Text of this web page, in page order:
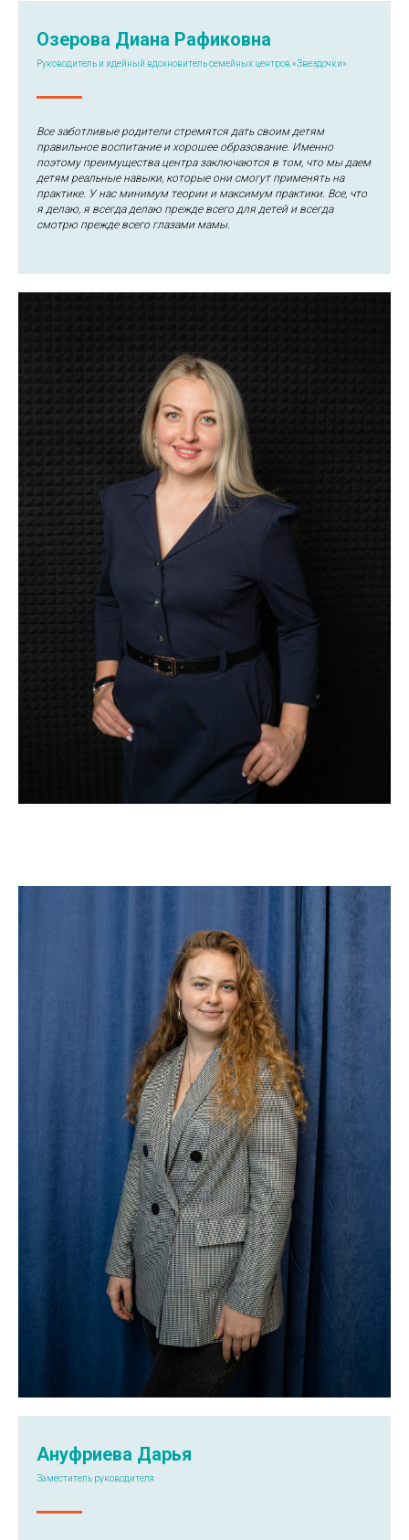
Озерова Диана Рафиковна
Руководитель и идейный вдохновитель семейных центров «Звездочки»
Все заботливые родители стремятся дать своим детям
правильное воспитание и хорошее образование. Именно
поэтому преимущества центра заключаются в том, что мы даем
детям реальные навыки, которые они смогут применять на
практике. У нас минимум теории и максимум практики. Все, что
я делаю, я всегда делаю прежде всего для детей и всегда
смотрю прежде всего глазами мамы.
Ануфриева Дарья
Заместитель руководителя